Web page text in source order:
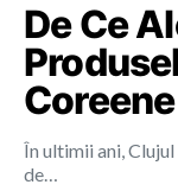
De Ce
În ultimii ani,
de…